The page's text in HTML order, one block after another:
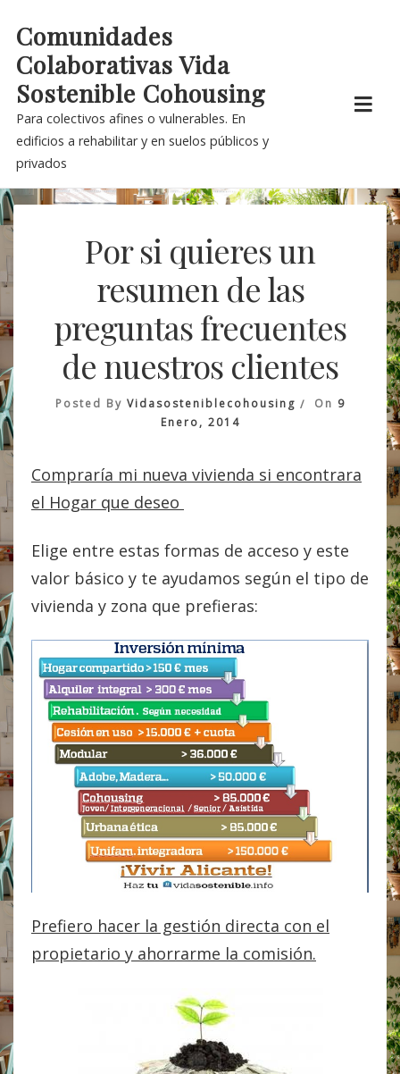
content
Comunidades
Colaborativas Vida
Sostenible Cohousing
Para colectivos afines o vulnerables. En
edificios a rehabilitar y en suelos públicos y
privados
Por si quieres un
resumen de las
preguntas frecuentes
de nuestros clientes
Posted By Vidasosteniblecohousing On 9
Enero, 2014
Compraría mi nueva vivienda si encontrara
el Hogar que deseo
Elige entre estas formas de acceso y este
valor básico y te ayudamos según el tipo de
vivienda y zona que prefieras:
Prefiero hacer la gestión directa con el
propietario y ahorrarme la comisión.